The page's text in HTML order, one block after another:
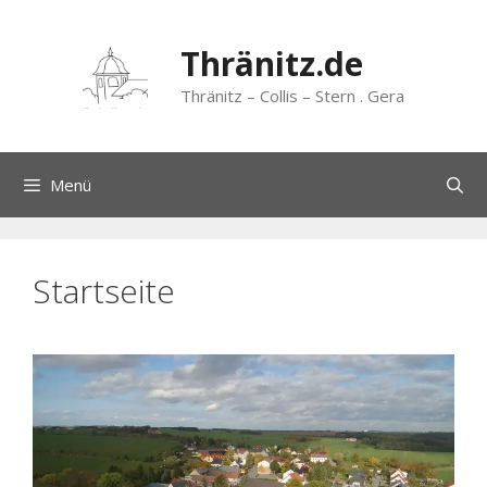
springen
Thränitz.de
Thränitz – Collis – Stern . Gera
Menü
Startseite